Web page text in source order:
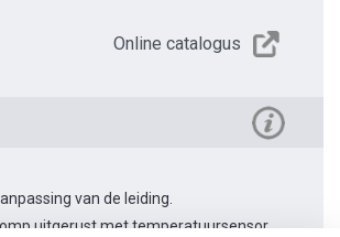
Online catalogus
van de leiding.
uitgerust met temperatuursensor.